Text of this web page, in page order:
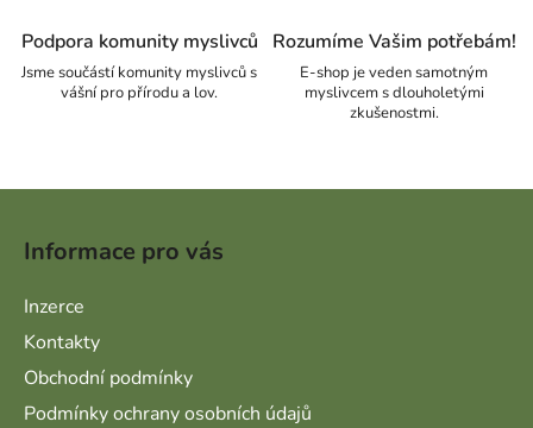
Podpora komunity myslivců
Jsme součástí komunity myslivců s
vášní pro přírodu a lov.
Rozumíme Vašim potřebám!
E-shop je veden samotným
myslivcem s dlouholetými
zkušenostmi.
Informace pro vás
Inzerce
Kontakty
Obchodní podmínky
Podmínky ochrany osobních údajů